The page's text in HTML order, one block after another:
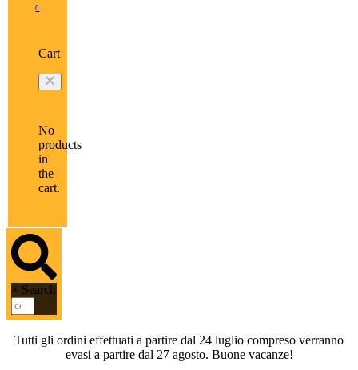
0
Cart
No
products
in
the
cart.
× Search
Tutti gli ordini effettuati a partire dal 24 luglio compreso verranno
evasi a partire dal 27 agosto. Buone vacanze!